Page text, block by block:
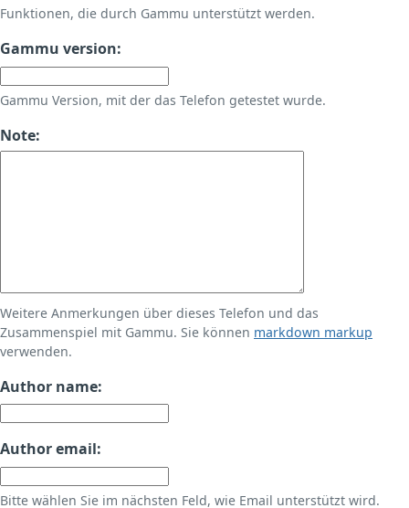
Funktionen, die durch Gammu unterstützt werden.
Gammu version:
Gammu Version, mit der das Telefon getestet wurde.
Note:
Weitere Anmerkungen über dieses Telefon und das
Zusammenspiel mit Gammu. Sie können markdown markup
verwenden.
Author name:
Author email:
Bitte wählen Sie im nächsten Feld, wie Email unterstützt wird.